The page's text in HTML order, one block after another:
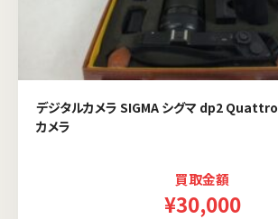
デジタルカメラ SIGMA シグマ dp2 Quattro
カメラ
買取金額
¥30,000